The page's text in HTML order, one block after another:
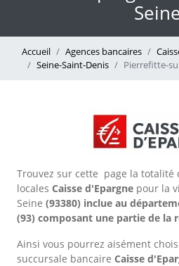
Accueil Agences bancaires
Seine-Saint-Denis
Pierrefitte-
Trouvez sur cette page la totalité
locales Caisse d'Epargne pour la
Seine (93380) inclue au
(93) composant une partie de la
Ainsi vous pourrez aisément
succursale bancaire Caisse